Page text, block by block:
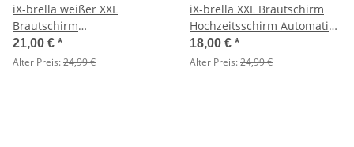
iX-brella weißer XXL
Brautschirm
Hochzeitsschirm Automatik -
All In White - 2.Wahl
21,00 € *
Alter Preis:24,99 €
iX-brella XXL Brautschirm
Hochzeitsschirm Automatik -
All In White transparent - 2.
Wahl
18,00 € *
Alter Preis:24,99 €